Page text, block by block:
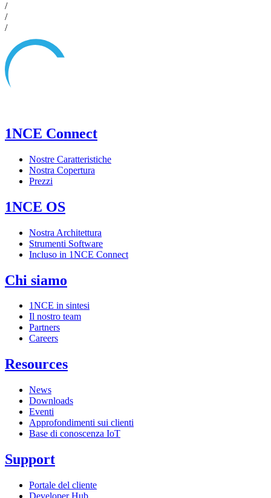
/
/
/
1NCE Connect
Nostre Caratteristiche
Nostra Copertura
Prezzi
1NCE OS
Nostra Architettura
Strumenti Software
Incluso in 1NCE Connect
Chi siamo
1NCE in sintesi
Il nostro team
Partners
Careers
Resources
News
Downloads
Eventi
Approfondimenti sui clienti
Base di conoscenza IoT
Support
Portale del cliente
Developer Hub